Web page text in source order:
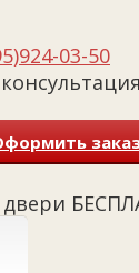
03-50